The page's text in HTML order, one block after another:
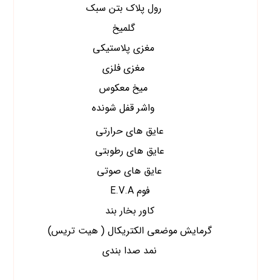
رول پلاک بتن سبک
گلمیخ
مغزی پلاستیکی
مغزی فلزی
میخ معکوس
واشر قفل شونده
عایق های حرارتی
عایق های رطوبتی
عایق های صوتی
فوم E.V.A
کاور بخار بند
گرمایش موضعی الکتریکال ( هیت تریس)
نمد صدا بندی